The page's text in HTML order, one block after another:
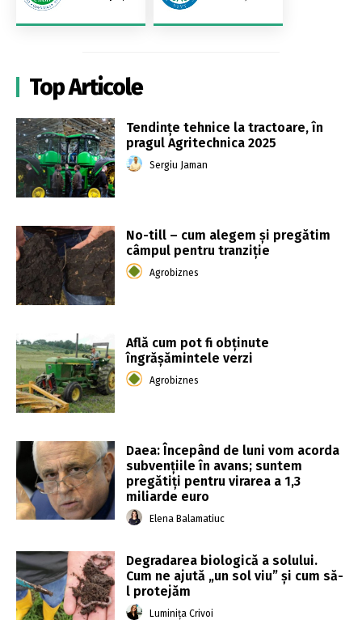
Top Articole
Tendințe tehnice la tractoare, în
pragul Agritechnica 2025
Sergiu Jaman
No-till – cum alegem și pregătim
câmpul pentru tranziție
Agrobiznes
Află cum pot fi obținute
îngrășămintele verzi
Agrobiznes
Daea: Începând de luni vom acorda
subvenţiile în avans; suntem
pregătiţi pentru virarea a 1,3
miliarde euro
Elena Balamatiuc
Degradarea biologică a solului.
Cum ne ajută „un sol viu” și cum să-
l protejăm
Luminița Crivoi